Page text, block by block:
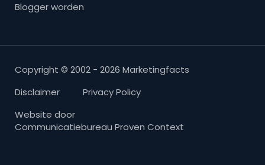
Blogger worden
Copyright © 2002 - 2026 Marketingfacts
Disclaimer
Privacy Policy
Website door
Communicatiebureau Proven Context